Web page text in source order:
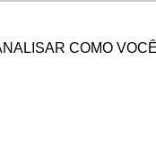
COMO
DE CLIENTES